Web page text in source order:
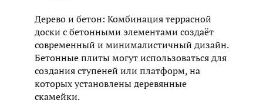
Дерево и бетон: Комбинация террасной
доски с бетонными элементами создаёт
современный и минималистичный дизайн.
Бетонные плиты могут использоваться для
создания ступеней или платформ, на
которых установлены деревянные
скамейки.